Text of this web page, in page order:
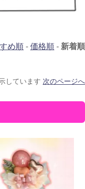
め順 - 価格順 - 新着順
しています 次のページへ